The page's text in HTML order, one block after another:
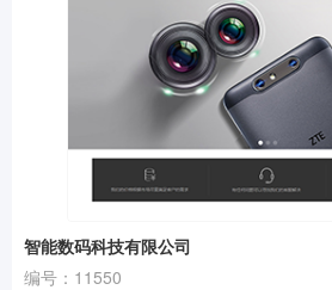
智能数码科技有限公司
编号：11550